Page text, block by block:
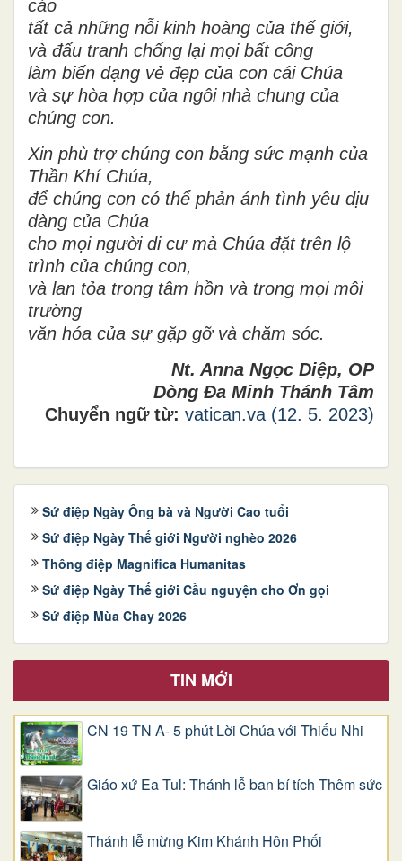
cáo
tất cả những nỗi kinh hoàng của thế giới,
và đấu tranh chống lại mọi bất công
làm biến dạng vẻ đẹp của con cáiChúa
và sự hòa hợp của ngôi nhà chung của
chúng con.
Xin phù trợ chúng con bằng sức mạnh của
Thần Khí Chúa,
để chúng con có thể phản ánh tình yêu dịu
dàng của Chúa
cho mọi người di cư mà Chúa đặt trên lộ
trình của chúng con,
và lan tỏa trong tâm hồn và trong mọi môi
trường
văn hóa của sự gặp gỡ và chăm sóc.
Nt. Anna Ngọc Diệp, OP
Dòng Đa Minh Thánh Tâm
Chuyển ngữ từ: vatican.va (12. 5. 2023)
Sứ điệp Ngày Ông bà và Người Cao tuổi
Sứ điệp Ngày Thế giới Người nghèo 2026
Thông điệp Magnifica Humanitas
Sứ điệp Ngày Thế giới Cầu nguyện cho Ơn gọi
Sứ điệp Mùa Chay 2026
TIN MỚI
CN 19 TN A- 5 phút Lời Chúa với Thiếu Nhi
Giáo xứ Ea Tul: Thánh lễ ban bí tích Thêm sức
Thánh lễ mừng Kim Khánh Hôn Phối